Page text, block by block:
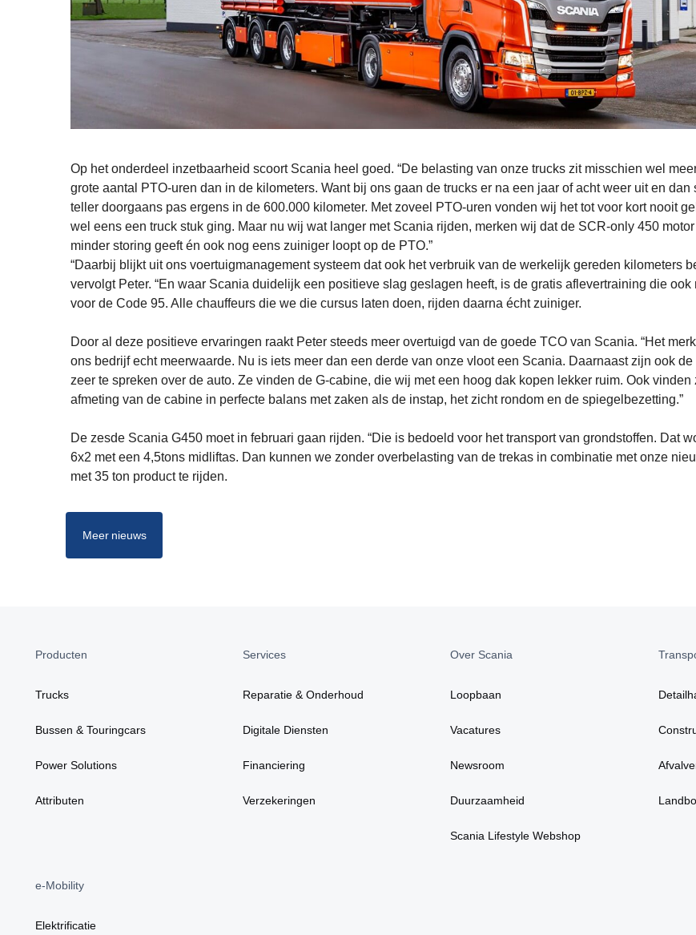
Op het onderdeel inzetbaarheid scoort Scania heel goed. “De belasting van onze trucks zit misschien wel
grote aantal PTO-uren dan in de kilometers. Want bij ons gaan de trucks er na een jaar of acht weer uit en dan
teller doorgaans pas ergens in de 600.000 kilometer. Met zoveel PTO-uren vonden wij het tot voor kort nooit
wel eens een truck stuk ging. Maar nu wij wat langer met Scania rijden, merken wij dat de SCR-only 450 motor
minder storing geeft én ook nog eens zuiniger loopt op de PTO.”
“Daarbij blijkt uit ons voertuigmanagement systeem dat ook het verbruik van de werkelijk gereden kilometers
vervolgt Peter. “En waar Scania duidelijk een positieve slag geslagen heeft, is de gratis aflevertraining die ook
voor de Code 95. Alle chauffeurs die we die cursus laten doen, rijden daarna écht zuiniger.
Door al deze positieve ervaringen raakt Peter steeds meer overtuigd van de goede TCO van Scania. “Het
ons bedrijf echt meerwaarde. Nu is iets meer dan een derde van onze vloot een Scania. Daarnaast zijn ook de
zeer te spreken over de auto. Ze vinden de G-cabine, die wij met een hoog dak kopen lekker ruim. Ook vinden
afmeting van de cabine in perfecte balans met zaken als de instap, het zicht rondom en de spiegelbezetting.”
De zesde Scania G450 moet in februari gaan rijden. “Die is bedoeld voor het transport van grondstoffen. Dat
6x2 met een 4,5tons midliftas. Dan kunnen we zonder overbelasting van de trekas in combinatie met onze
met 35 ton product te rijden.
Meer nieuws
Producten
Trucks
Bussen & Touringcars
Power Solutions
Attributen
Services
Reparatie & Onderhoud
Digitale Diensten
Financiering
Verzekeringen
Over Scania
Loopbaan
Vacatures
Newsroom
Duurzaamheid
Scania Lifestyle Webshop
e-Mobility
Elektrificatie